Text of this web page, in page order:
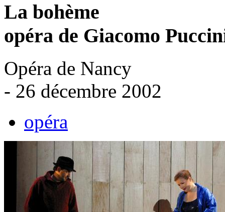
La bohème
opéra de Giacomo
Opéra de Nancy
- 26 décembre 2002
opéra